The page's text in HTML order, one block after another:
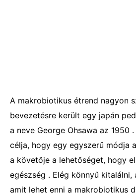
A makrobiotikus étrend nagyon
bevezetésre került egy japán
a neve George Ohsawa az 1950
célja, hogy egy egyszerű módja
a követője a lehetőséget, hogy
egészség . Elég könnyű kitalálni,
amit lehet enni a makrobiotikus